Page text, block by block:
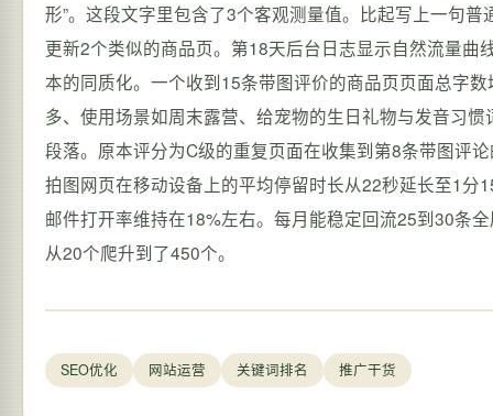
形”。这段文字里包含了3个客观测量值。比起写上一句
更新2个类似的商品页。第18天后台日志显示自然流量
本的同质化。一个收到15条带图评价的商品页页面总字
多、使用场景如周末露营、给宠物的生日礼物与发音习
段落。原本评分为C级的重复页面在收集到第8条带图评
拍图网页在移动设备上的平均停留时长从22秒延长至1
邮件打开率维持在18%左右。每月能稳定回流25到30条
从20个爬升到了450个。
SEO优化 网站运营 关键词排名 推广干货